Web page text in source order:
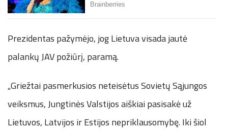
Prezidentas pažymėjo, jog Lietuva visada jautė
palankų JAV požiūrį, paramą.
„Griežtai pasmerkusios neteisėtus Sovietų Sąjungos
veiksmus, Jungtinės Valstijos aiškiai pasisakė už
Lietuvos, Latvijos ir Estijos nepriklausomybę. Iki šiol